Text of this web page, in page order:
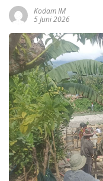
Kodam IM
5 Juni 2026